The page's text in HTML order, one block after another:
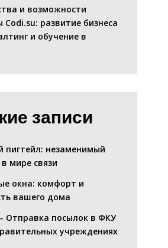
и возможности
развитие бизнеса
и обучение в
записи
пигтейл: незаменимый
мире связи
окна: комфорт и
вашего дома
Отправка посылок в ФКУ
учреждениях